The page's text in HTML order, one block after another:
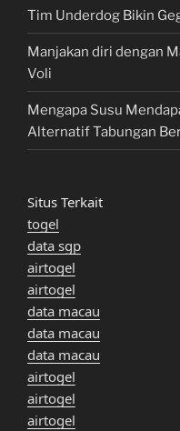
Tim Underdog Bikin
Manjakan diri dengan
Voli
Mengapa Susu
Alternatif Tabungan
Situs Terkait
togel
data sgp
airtogel
airtogel
data macau
data macau
data macau
airtogel
airtogel
airtogel